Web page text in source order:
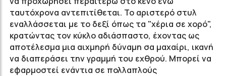
ταυτόχρονα αντεπιτίθεται. Το αριστερό στυλ
εναλλάσσεται με το δεξί όπως τα "χέρια σε χορό",
κρατώντας τον κύκλο αδιάσπαστο, έχοντας ως
αποτέλεσμα μια αιχμηρή δύναμη σα μαχαίρι, ικανή
να διαπεράσει την γραμμή του εχθρού. Μπορεί να
εφαρμοστεί ενάντια σε πολλαπλούς